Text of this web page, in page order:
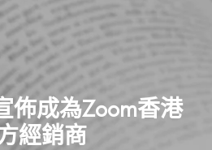
佈成為Zoom香港
經銷商